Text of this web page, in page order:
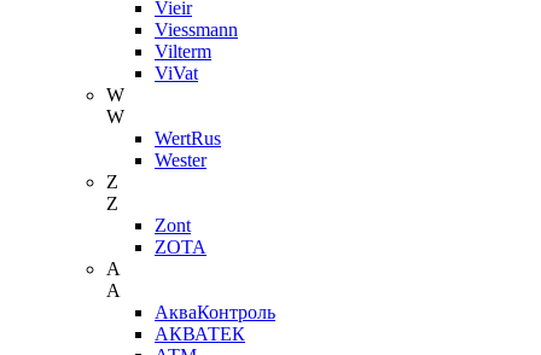
Vieir
Viessmann
Vilterm
ViVat
W
W
WertRus
Wester
Z
Z
Zont
ZOTA
А
А
АкваКонтроль
АКВАТЕК